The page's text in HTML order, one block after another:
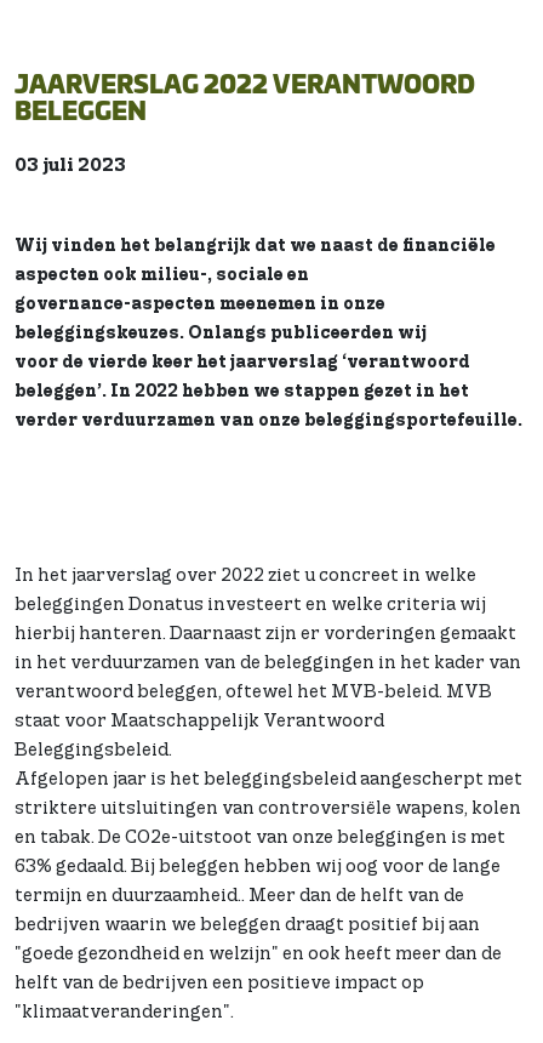
JAARVERSLAG 2022 VERANTWOORD
BELEGGEN
03 juli 2023
Wij vinden het belangrijk dat we naast de financiële
aspecten ook milieu-, sociale en
governance-aspecten meenemen in onze
beleggingskeuzes. Onlangs publiceerden wij
voor de vierde keer het jaarverslag ‘verantwoord
beleggen’. In 2022 hebben we stappen gezet in het
verder verduurzamen van onze beleggingsportefeuille.
In het jaarverslag over 2022 ziet u concreet in welke
beleggingen Donatus investeert en welke criteria wij
hierbij hanteren. Daarnaast zijn er vorderingen gemaakt
in het verduurzamen van de beleggingen in het kader van
verantwoord beleggen, oftewel het MVB-beleid. MVB
staat voor Maatschappelijk Verantwoord
Beleggingsbeleid.
Afgelopen jaar is het beleggingsbeleid aangescherpt met
striktere uitsluitingen van controversiële wapens, kolen
en tabak. De CO2e-uitstoot van onze beleggingen is met
63% gedaald. Bij beleggen hebben wij oog voor de lange
termijn en duurzaamheid.. Meer dan de helft van de
bedrijven waarin we beleggen draagt positief bij aan
"goede gezondheid en welzijn" en ook heeft meer dan de
helft van de bedrijven een positieve impact op
"klimaatveranderingen".